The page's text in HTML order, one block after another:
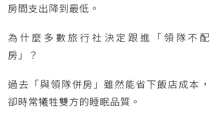
房間支出降到最低。
為什麼多數旅行社決定跟進「領隊不配
房」？
過去「與領隊併房」雖然能省下飯店成本，
卻時常犧牲雙方的睡眠品質。